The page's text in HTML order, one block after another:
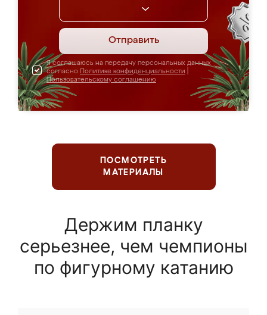
Отправить
Я соглашаюсь на передачу персональных данных
согласно Политике конфиденциальности
Пользовательскому соглашению
ПОСМОТРЕТЬ
МАТЕРИАЛЫ
Держим планку
серьезнее, чем чемпионы
по фигурному катанию